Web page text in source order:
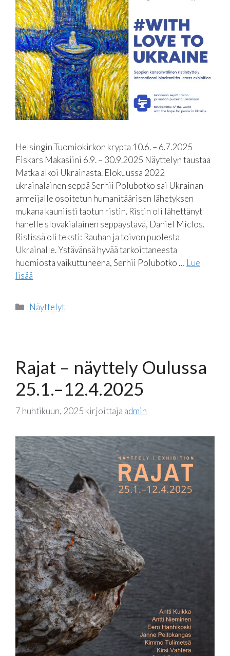
Helsingin Tuomiokirkon krypta 10.6. – 6.7.2025
Fiskars Makasiini 6.9. – 30.9.2025 Näyttelyn taustaa
Matka alkoi Ukrainasta. Elokuussa 2022
ukrainalainen seppä Serhii Polubotko sai Ukrainan
armeijalle osoitetun humanitäärisen lähetyksen
mukana kauniisti taotun ristin. Ristin oli lähettänyt
hänelle slovakialainen seppäystävä, Daniel Miclos.
Ristissä oli teksti: Rauhan ja toivon puolesta
Ukrainalle. Ystävänsä hyvää tarkoittaneesta
huomiosta vaikuttuneena, Serhii Polubotko … Lue
lisää
Kategoriat
Näyttelyt
Rajat – näyttely Oulussa
25.1.–12.4.2025
7 huhtikuun, 2025 kirjoittaja admin